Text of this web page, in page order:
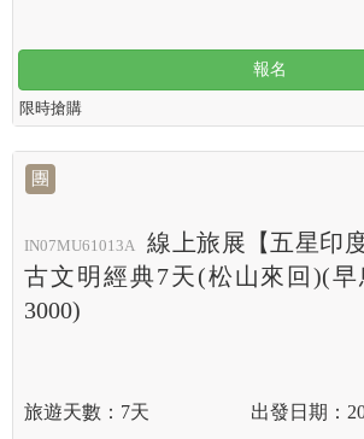
報名
限時搶購
團
IN07MU61013A
線上旅展【五星印
古文明經典7天(松山來回)(早
3000)
7天